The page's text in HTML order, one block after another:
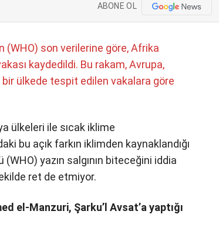
ABONE OL
(WHO) son verilerine göre, Afrika
kaydedildi. Bu rakam, Avrupa,
ülkede tespit edilen vakalara göre
ülkeleri ile sıcak iklime
bu açık farkın iklimden kaynaklandığı
yazın salgının biteceğini iddia
ret de etmiyor.
el-Manzuri, Şarku’l Avsat’a yaptığı